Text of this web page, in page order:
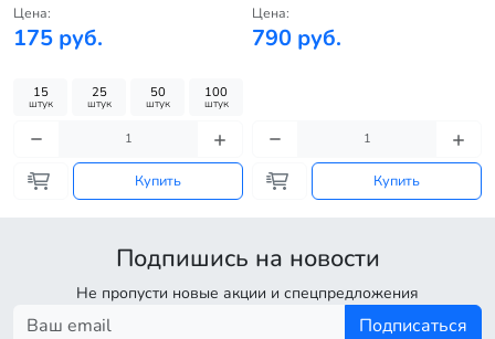
Цена:
175 руб.
15
штук
25
штук
50
штук
100
штук
Купить
Цена:
790 руб.
Купить
Подпишись на новости
Не пропусти новые акции и спецпредложения
Подписаться